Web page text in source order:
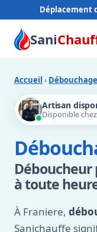
Déplacement
Sani
Accueil › Débouchage
Artisan
Disponible
à toute
À Franiere,
Sanichauffe